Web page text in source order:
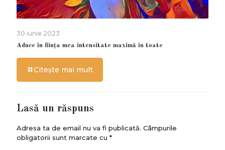
30 iunie 2023
Aduce în ființa mea intensitate maximă în toate
Citește mai mult
Lasă un răspuns
Adresa ta de email nu va fi publicată. Câmpurile
obligatorii sunt marcate cu *